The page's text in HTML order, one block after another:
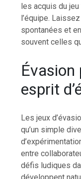
les acquis du
l’équipe.
spontanées et
souvent celles
Évasion
esprit
Les jeux
qu’un simple
entre
défis ludiques
développent